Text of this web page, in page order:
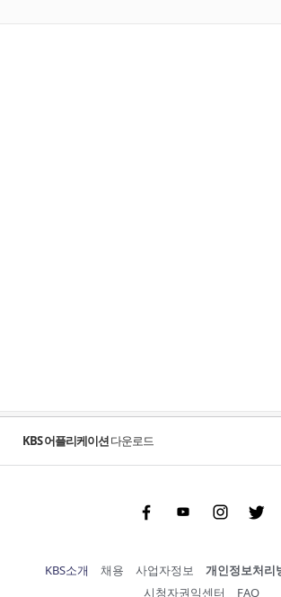
KBS 어플리케이션다운로드
FacebookYoutubeInstgram
KBS소개 채용 사업자정보 개인정보처리
시청자권익센터
FAQ